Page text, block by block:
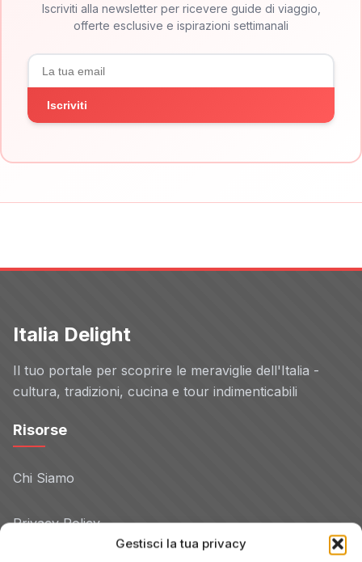
Gestisci la tua privacy
Iscriviti alla newsletter per ricevere guide di viaggio,
offerte esclusive e ispirazioni settimanali
Iscriviti
Italia Delight
Il tuo portale per scoprire le meraviglie dell'Italia -
cultura, tradizioni, cucina e tour indimenticabili
Risorse
Chi Siamo
Privacy Policy